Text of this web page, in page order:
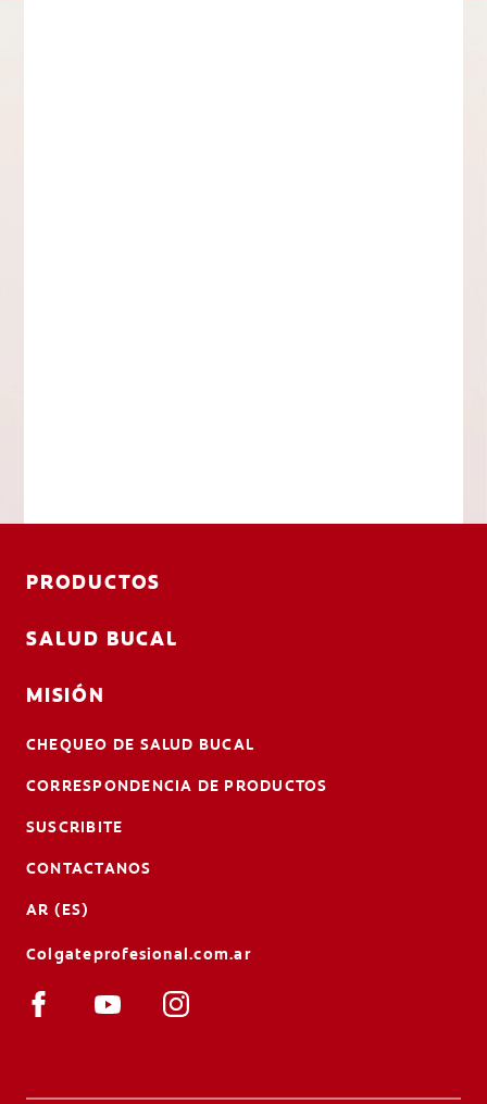
PRODUCTOS
SALUD BUCAL
MISIÓN
CHEQUEO DE SALUD BUCAL
CORRESPONDENCIA DE PRODUCTOS
SUSCRIBITE
CONTACTANOS
AR (ES)
Colgateprofesional.com.ar